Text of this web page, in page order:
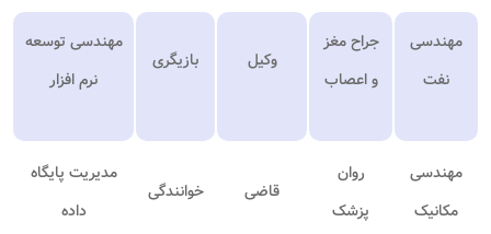
مهندسی
نفت
جراح مغز
و اعصاب
وکیل بازیگری
مهندسی توسعه
نرم افزار
مهندسی
مکانیک
روان
پزشک
قاضی خوانندگی
مدیریت پایگاه
داده